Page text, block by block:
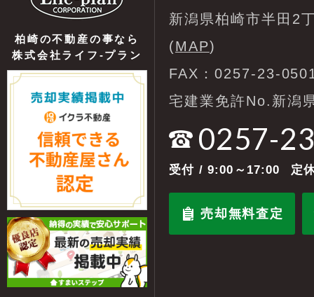
柏崎の不動産の事なら
株式会社ライフ-プラン
新潟県柏崎市半田2
(MAP)
FAX：0257-23-
宅建業免許No.新潟
0257-
受付 / 9:00～17:00 定
売却無料査定